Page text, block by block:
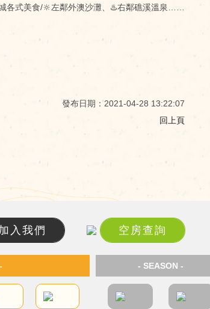
各式美食/🔆左鄰外澳沙灘、♨️右鄰礁溪溫泉……
發布日期：2021-04-28 13:22:07
回上頁
入我們 空房查詢
- SEASON -